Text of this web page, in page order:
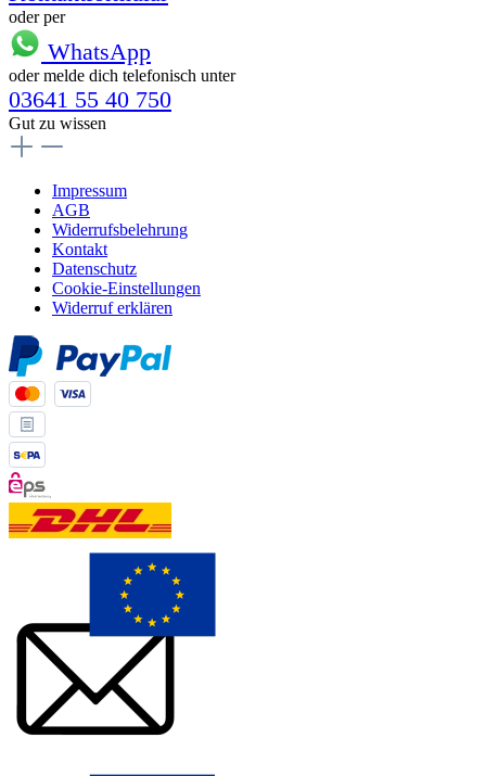
oder per
WhatsApp
oder melde dich telefonisch unter
03641 55 40 750
Gut zu wissen
Impressum
AGB
Widerrufsbelehrung
Kontakt
Datenschutz
Cookie-Einstellungen
Widerruf erklären